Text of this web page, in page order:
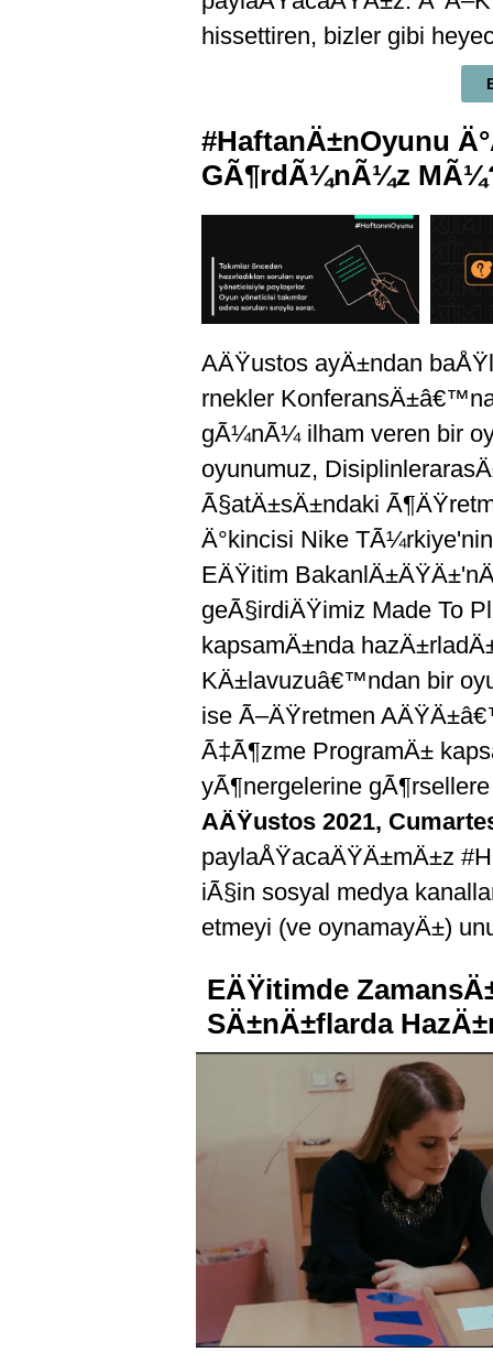
hissettiren, bizler gibi
#HaftanÄ±nOyunu
GÃ¶rdÃ¼nÃ¼z
AÄŸustos ayÄ±ndan
rnekler
gÃ¼nÃ¼ ilham veren bir
oyunumuz,
Ã§atÄ±sÄ±ndaki
Ä°kincisi Nike
EÄŸitim
geÃ§irdiÄŸimiz Made To
kapsamÄ±nda
KÄ±lavuzuâ€™ndan bir
ise Ã–ÄŸretmen
Ã‡Ã¶zme ProgramÄ±
yÃ¶nergelerine
AÄŸustos 2021,
paylaÅŸacaÄŸÄ±mÄ±z
iÃ§in sosyal medya
etmeyi (ve oynamayÄ±)
EÄŸitimde
SÄ±nÄ±flarda